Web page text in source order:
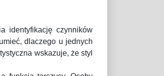
identyfikację czynników
dlaczego u jednych
wskazuje, że styl